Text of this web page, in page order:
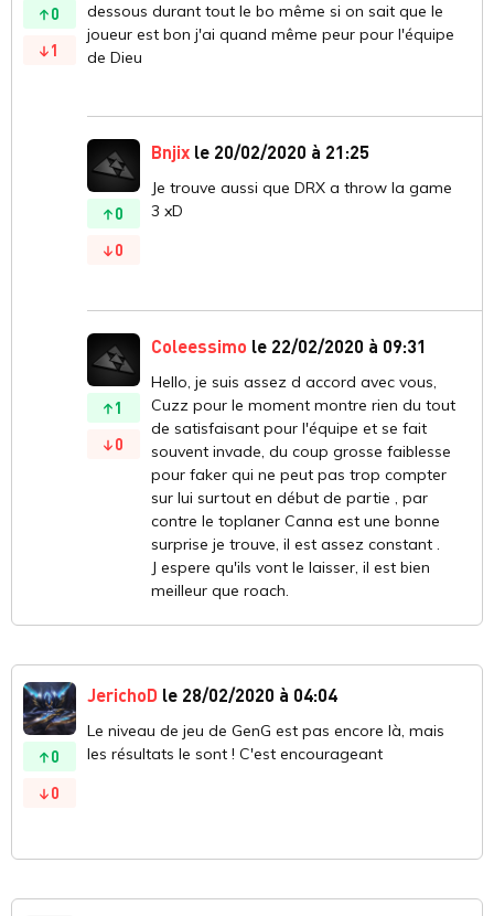
0
1
dessous durant tout le bo même si on sait que le
joueur est bon j'ai quand même peur pour l'équipe
de Dieu
0
0
Bnjix le 20/02/2020 à 21:25
Je trouve aussi que DRX a throw la game
3 xD
1
0
Coleessimo le 22/02/2020 à 09:31
Hello, je suis assez d accord avec vous,
Cuzz pour le moment montre rien du tout
de satisfaisant pour l'équipe et se fait
souvent invade, du coup grosse faiblesse
pour faker qui ne peut pas trop compter
sur lui surtout en début de partie , par
contre le toplaner Canna est une bonne
surprise je trouve, il est assez constant .
J espere qu'ils vont le laisser, il est bien
meilleur que roach.
0
0
JerichoD le 28/02/2020 à 04:04
Le niveau de jeu de GenG est pas encore là, mais
les résultats le sont ! C'est encourageant